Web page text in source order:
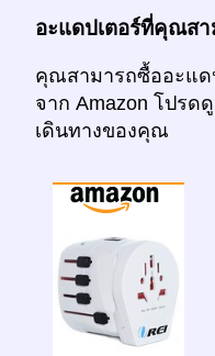
อะแดปเตอร์ที่คุณส
คุณสามารถซื้ออะแด
จาก Amazon โปรด
เดินทางของคุณ